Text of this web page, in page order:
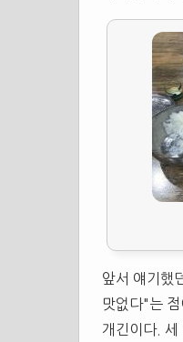
앞서 얘기했
맛없다"는 점
개긴이다. 세